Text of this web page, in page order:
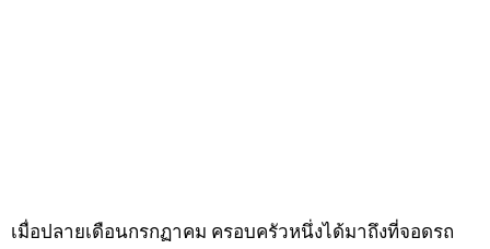
เมื่อปลายเดือนกรกฏาคม ครอบครัวหนึ่งได้มาถึงที่จอดรถ